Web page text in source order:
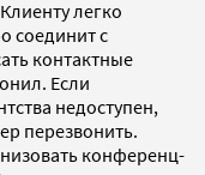
легко
соединит с
контактные
Если
недоступен,
перезвонить.
конференц-